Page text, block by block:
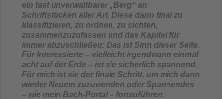
ein fast unverwaltbarer „Berg“ an
Schriftstücken aller Art. Diese dann final zu
klassifizieren, zu ordnen, zu sichten,
zusammenzuzufassen und das Kapitel für
immer abzuschließen: Das ist Sinn dieser Seite.
Für Interessierte – vielleicht irgendwann einmal
acht auf der Erde – ist sie sicherlich spannend.
Für mich ist sie der finale Schritt, um mich dann
wieder Neuem zuzuwenden oder Spannendes
– wie mein Bach-Portal – fortzuführen.